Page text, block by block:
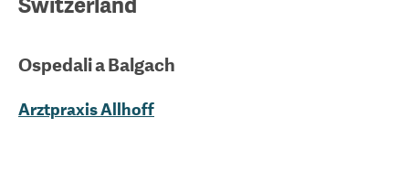
Ospedali aBalgach
Arztpraxis Allhoff